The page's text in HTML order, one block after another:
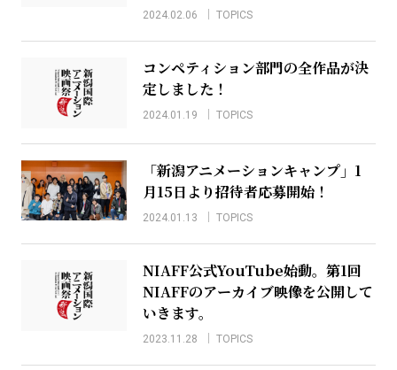
2024.02.06 TOPICS
コンペティション部門の全作品が決
定しました！
2024.01.19 TOPICS
「新潟アニメーションキャンプ」1
月15日より招待者応募開始！
2024.01.13 TOPICS
NIAFF公式YouTube始動。第1回
NIAFFのアーカイブ映像を公開して
いきます。
2023.11.28 TOPICS